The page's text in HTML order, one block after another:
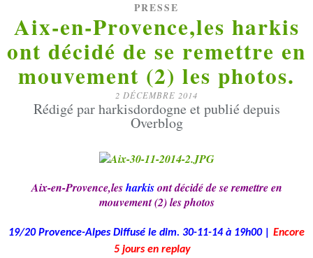
PRESSE
Aix-en-Provence,les harkis
ont décidé de se remettre en
mouvement (2) les photos.
2 DÉCEMBRE 2014
Rédigé par harkisdordogne et publié depuis
Overblog
Aix-en-Provence,lesharkisont décidé de se remettre en
mouvement (2) les photos
19/20 Provence-Alpes Diffusé le dim. 30-11-14 à 19h00 | Encore
5 jours en replay